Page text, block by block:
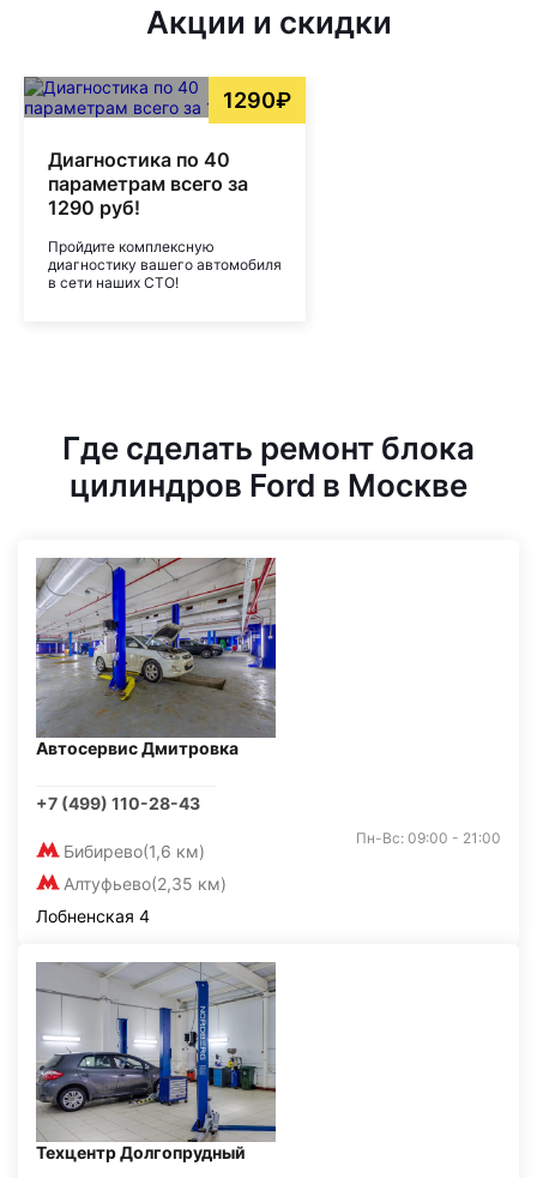
Акции и скидки
1290₽
Диагностика по 40
параметрам всего за
1290 руб!
Пройдите комплексную
диагностику вашего автомобиля
в сети наших СТО!
Где сделать ремонт блока
цилиндров Ford в Москве
Автосервис Дмитровка
+7 (499) 110-28-43
Бибирево(1,6 км)
Алтуфьево(2,35 км)
Пн-Вс: 09:00 - 21:00
Лобненская 4
Техцентр Долгопрудный